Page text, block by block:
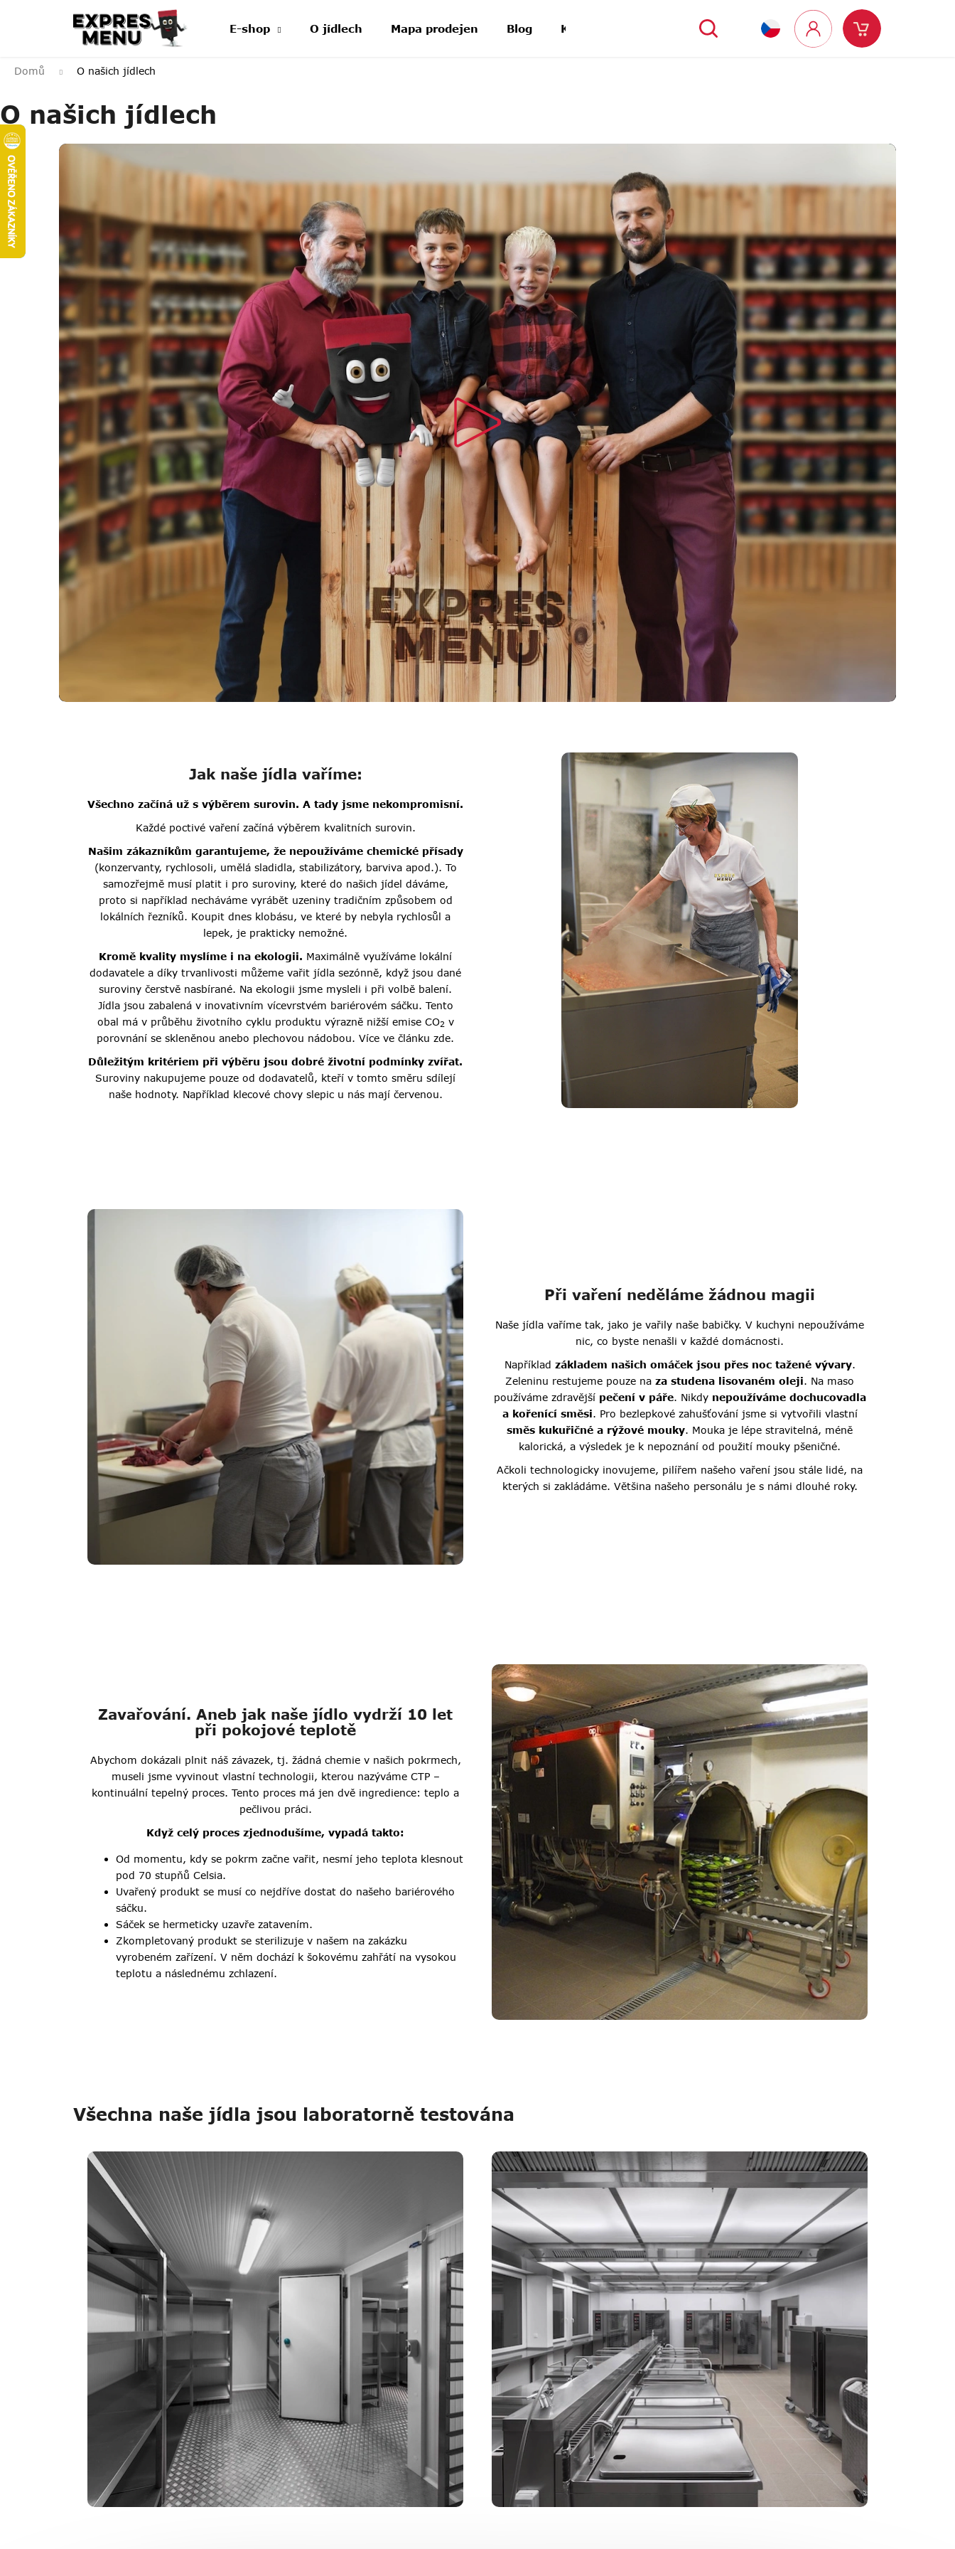
E-shop O jídlech Mapa prodejen Blog Kontakt
Hledat
Nákupní
Domů O našich jídlech
O našich jídlech
Jak naše jídla vaříme:
Všechno začíná už s výběrem surovin. A tady jsme nekompromisní.
Každé poctivé vaření začíná výběrem kvalitních surovin.
Našim zákazníkům garantujeme, že nepoužíváme chemické přísady
(konzervanty, rychlosoli, umělá sladidla, stabilizátory, barviva apod.). To
samozřejmě musí platit i pro suroviny, které do našich jídel dáváme,
proto si například necháváme vyrábět uzeniny tradičním způsobem od
lokálních řezníků. Koupit dnes klobásu, ve které by nebyla rychlosůl a
lepek, je prakticky nemožné.
Kromě kvality myslíme i na ekologii. Maximálně využíváme lokální
dodavatele a díky trvanlivosti můžeme vařit jídla sezónně, když jsou dané
suroviny čerstvě nasbírané. Na ekologii jsme mysleli i při volbě balení.
Jídla jsou zabalená v inovativním vícevrstvém bariérovém sáčku. Tento
obal má v průběhu životního cyklu produktu výrazně nižší emise CO2 v
porovnání se skleněnou anebo plechovou nádobou. Více ve článku zde.
Důležitým kritériem při výběru jsou dobré životní podmínky zvířat.
Suroviny nakupujeme pouze od dodavatelů, kteří v tomto směru sdílejí
naše hodnoty. Například klecové chovy slepic u nás mají červenou.
Při vaření neděláme žádnou magii
Naše jídla vaříme tak, jako je vařily naše babičky. V kuchyni nepoužíváme
nic, co byste nenašli v každé domácnosti.
Například základem našich omáček jsou přes noc tažené vývary.
Zeleninu restujeme pouze na za studena lisovaném oleji. Na maso
používáme zdravější pečení v páře. Nikdy nepoužíváme dochucovadla
a kořenící směsi. Pro bezlepkové zahušťování jsme si vytvořili vlastní
směs kukuřičné a rýžové mouky. Mouka je lépe stravitelná, méně
kalorická, a výsledek je k nepoznání od použití mouky pšeničné.
Ačkoli technologicky inovujeme, pilířem našeho vaření jsou stále lidé, na
kterých si zakládáme. Většina našeho personálu je s námi dlouhé roky.
Zavařování. Aneb jak naše jídlo vydrží 10 let
při pokojové teplotě
Abychom dokázali plnit náš závazek, tj. žádná chemie v našich pokrmech,
museli jsme vyvinout vlastní technologii, kterou nazýváme CTP –
kontinuální tepelný proces. Tento proces má jen dvě ingredience: teplo a
pečlivou práci.
Když celý proces zjednodušíme, vypadá takto:
Od momentu, kdy se pokrm začne vařit, nesmí jeho teplota klesnout
pod 70 stupňů Celsia.
Uvařený produkt se musí co nejdříve dostat do našeho bariérového
sáčku.
Sáček se hermeticky uzavře zatavením.
Zkompletovaný produkt se sterilizuje v našem na zakázku
vyrobeném zařízení. V něm dochází k šokovému zahřátí na vysokou
teplotu a následnému zchlazení.
Všechna naše jídla jsou laboratorně testována